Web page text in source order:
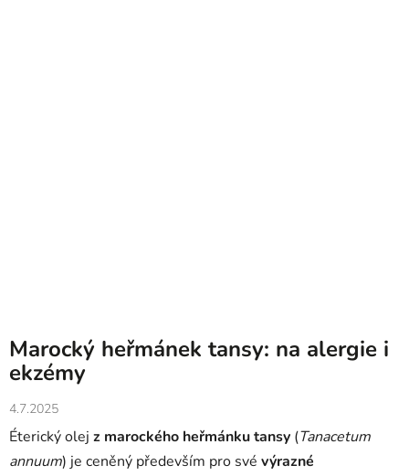
Marocký heřmánek tansy: na alergie i
ekzémy
4.7.2025
Éterický olej z marockého heřmánku tansy (Tanacetum
annuum) je ceněný především pro své výrazné